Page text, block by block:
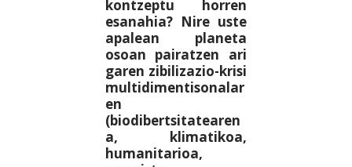
kontzeptu horren
esanahia? Nire uste
apalean planeta
osoan pairatzen ari
garen zibilizazio-krisi
multidimentisonalar
en
(biodibertsitatearen
a, klimatikoa,
humanitarioa,